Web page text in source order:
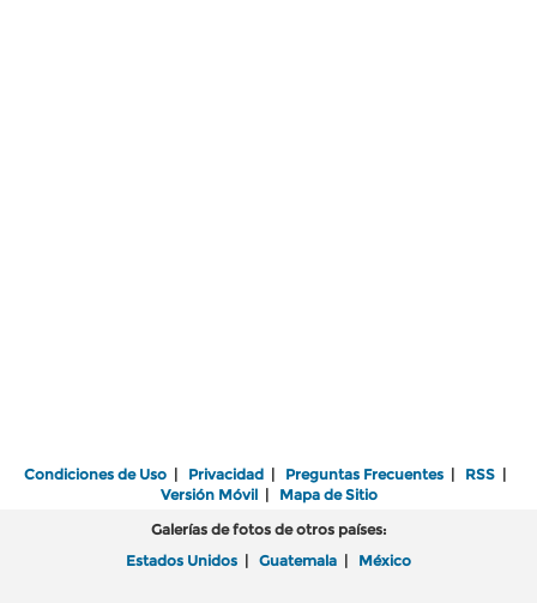
Condiciones de Uso | Privacidad | Preguntas Frecuentes | RSS |
Versión Móvil| Mapa de Sitio
Galerías de fotos de otros países:
Estados Unidos | Guatemala | México